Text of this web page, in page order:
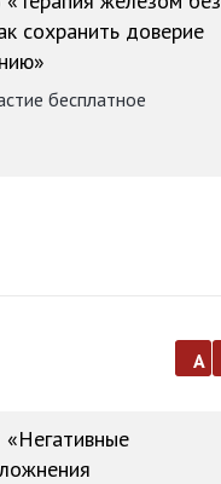
сохранить доверие
бесплатное
а